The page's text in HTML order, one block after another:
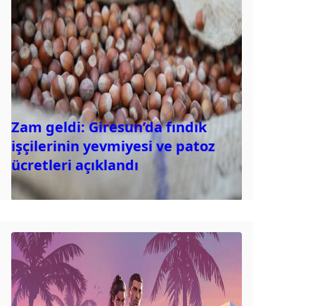
Zam geldi: Giresun’da fındık
işçilerinin yevmiyesi ve patoz
ücretleri açıklandı